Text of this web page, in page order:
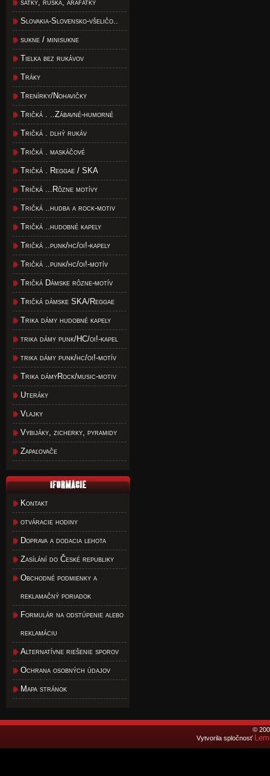
satky, rúška, arafatky
Slovakia-Slovensko-všeličo..
sukne / minisukne
Tielka bez rukávov
Tráky
Trenírky/Nohavičky
Tričká . ..Zábavné-humorné
Tričká . dlhý rukáv
Tričká . maskáčové
Tričká . Reggae / SKA
Tričká ...Rôzne motívy
Tričká ..hudba a rock-motiv
Tričká ..hudobné kapely
Tričká ..punk/hc/oi!-kapely
Tričká ..punk/hc/oi!-motív
Tričká Dámske rôzne-motív
Tričká dámske SKA/Reggae
Trika dámy hudobné kapely
trika dámy punk/HC/oi!-kapel
trika dámy punk/hc/oi!-motív
Trika dámyRock/music-motiv
Uteráky
Vlajky
Vybijáky, zicherky, pyramidy
Zapaľovače
Kontakt
otváracie hodiny
Doprava a dodacia lehota
Zasílání do České republiky
Obchodné podmienky a
reklamačný poriadok
Formulár na odstúpenie alebo
reklamáciu
Alternatívne riešenie sporov
Ochrana osobných údajov
Mapa stránok
©
Vytvorila spločnosť